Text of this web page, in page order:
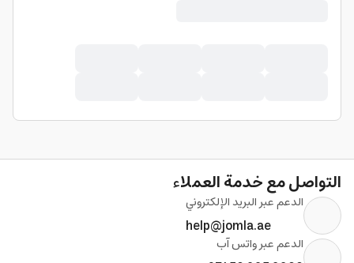
التواصل مع خدمة العملاء
الدعم عبر البريد الإلكتروني
help@jomla.ae
الدعم عبر واتس آب